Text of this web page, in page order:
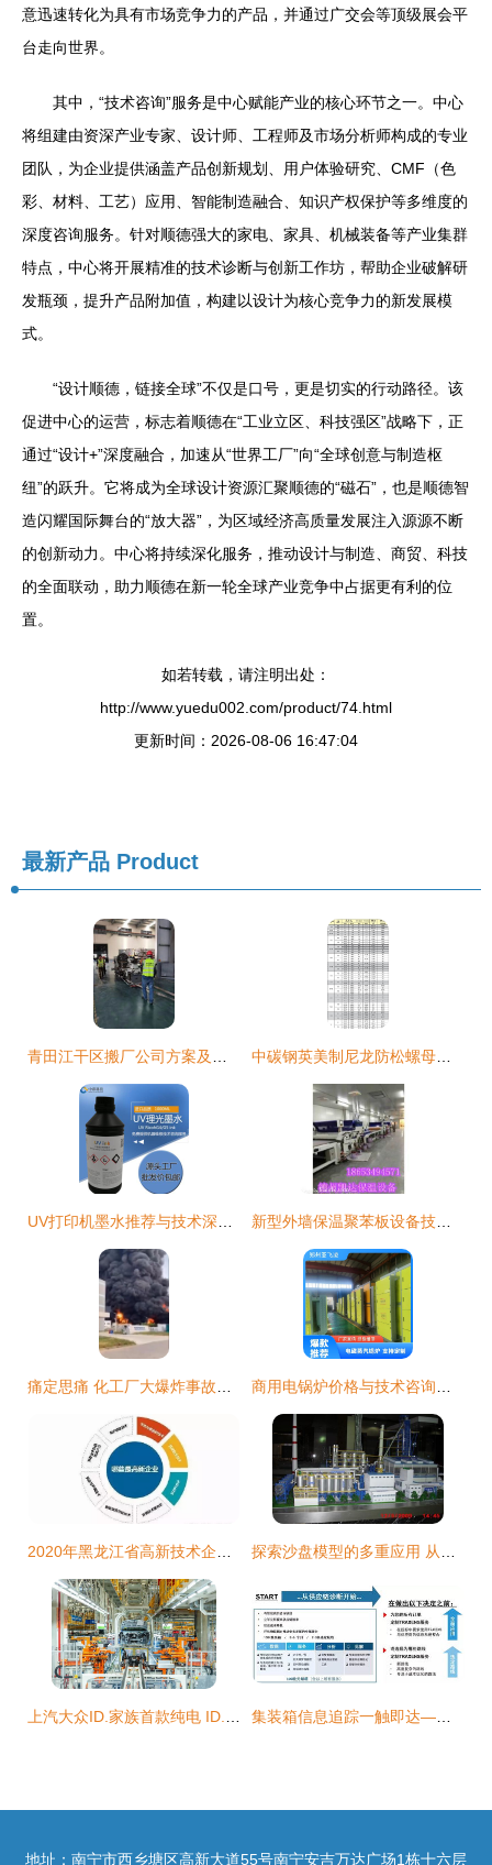
意迅速转化为具有市场竞争力的产品，并通过广交会等顶级展会平
台走向世界。
其中，“技术咨询”服务是中心赋能产业的核心环节之一。中心
将组建由资深产业专家、设计师、工程师及市场分析师构成的专业
团队，为企业提供涵盖产品创新规划、用户体验研究、CMF（色
彩、材料、工艺）应用、智能制造融合、知识产权保护等多维度的
深度咨询服务。针对顺德强大的家电、家具、机械装备等产业集群
特点，中心将开展精准的技术诊断与创新工作坊，帮助企业破解研
发瓶颈，提升产品附加值，构建以设计为核心竞争力的新发展模
式。
“设计顺德，链接全球”不仅是口号，更是切实的行动路径。该
促进中心的运营，标志着顺德在“工业立区、科技强区”战略下，正
通过“设计+”深度融合，加速从“世界工厂”向“全球创意与制造枢
纽”的跃升。它将成为全球设计资源汇聚顺德的“磁石”，也是顺德智
造闪耀国际舞台的“放大器”，为区域经济高质量发展注入源源不断
的创新动力。中心将持续深化服务，推动设计与制造、商贸、科技
的全面联动，助力顺德在新一轮全球产业竞争中占据更有利的位
置。
如若转载，请注明出处：
http://www.yuedu002.com/product/74.html
更新时间：2026-08-06 16:47:04
最新产品 Product
青田江干区搬厂公司方案及技术咨询全解析 中碳钢英美制尼龙防松螺母技术解析与应用指南
UV打印机墨水推荐与技术深度解析 新型外墙保温聚苯板设备技术宁缺毋滥，专业咨询保驾护航
痛定思痛 化工厂大爆炸事故的警示与反思 商用电锅炉价格与技术咨询全面解析
2020年黑龙江省高新技术企业认定流程_时间_申报条件_优惠政策及咨询电话 探索沙盘模型的多重应用 从建筑到军事的技术之道
上汽大众ID.家族首款纯电 ID.4 X能否敲开新能源市场的“大动静”？ 集装箱信息追踪一触即达——达飞集团全面推进应用创新科技产品Traxens技术咨询
地址：南宁市西乡塘区高新大道55号南宁安吉万达广场1栋十六层